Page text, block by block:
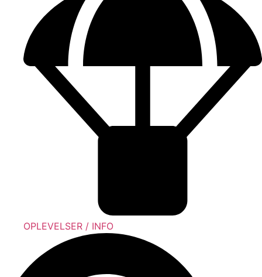
OPLEVELSER / INFO